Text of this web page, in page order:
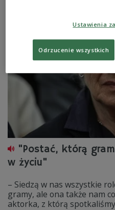
"Postać, którą
w życiu"
– Siedzą w nas wszystkie
gramy, ale ona także nam
aktorka, z którą
Ustawienia
Odrzucenie wszystkich